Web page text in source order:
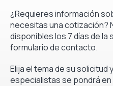
¿Requieres información
necesitas una cotización?
disponibles los 7 días de la
formulario de contacto.
Elija el tema de su solicitud
especialistas se pondrá